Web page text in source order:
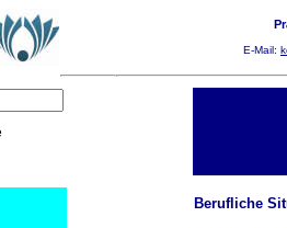
E-Mail:
Berufliche